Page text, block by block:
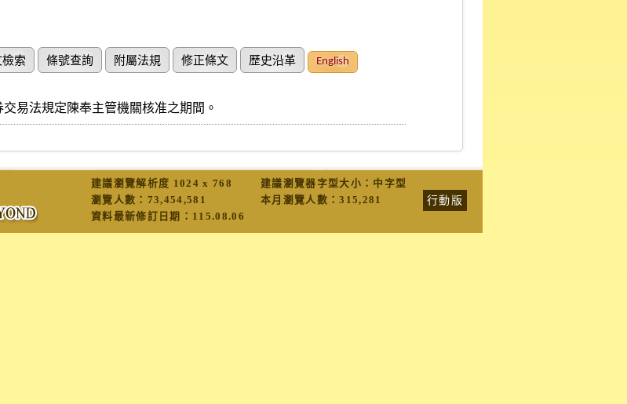
索 條號查詢 附屬法規 修正條文 歷史沿革 English
易法規定陳奉主管機關核准之期間。
建議瀏覽解析度 1024 x 768 建議瀏覽器字型大小：中字型
行動版
瀏覽人數： 73,454,581 本月瀏覽人數：315,281
資料最新修訂日期： 115.08.06